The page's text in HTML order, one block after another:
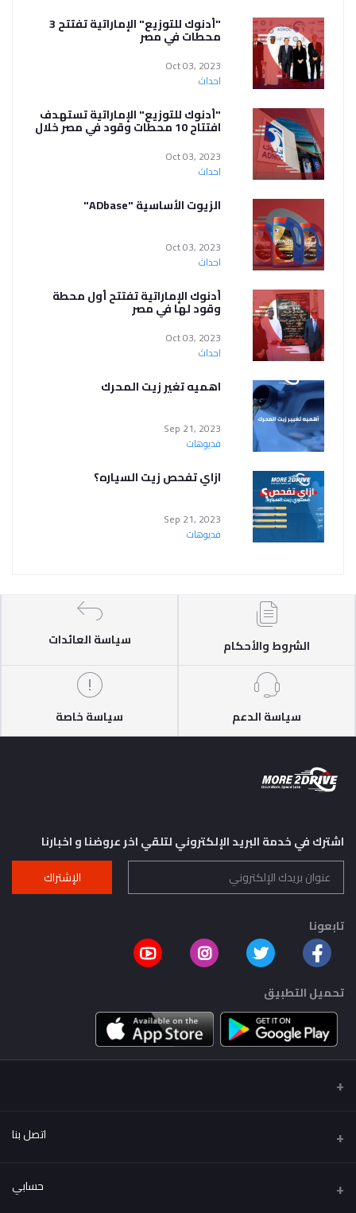
"أدنوك للتوزيع" الإماراتية تفتتح 3
محطات في مصر
Oct 03, 2023
احداث
"أدنوك للتوزيع" الإماراتية تستهدف
افتتاح 10 محطات وقود في مصر خلال
Oct 03, 2023
احداث
الزيوت الأساسية "ADbase"
Oct 03, 2023
احداث
أدنوك الإماراتية تفتتح أول محطة
وقود لها في مصر
Oct 03, 2023
احداث
اهميه تغير زيت المحرك
Sep 21, 2023
فديوهات
ازاي تفحص زيت السياره؟
Sep 21, 2023
فديوهات
الشروط والأحكام سياسة العائدات
سياسة الدعم سياسة خاصة
اشترك في خدمة البريد الإلكتروني لتلقي اخر عروضنا و اخبارنا
الإشتراك
تابعونا
تحميل التطبيق
اتصل بنا
عنوان
..
حسابي